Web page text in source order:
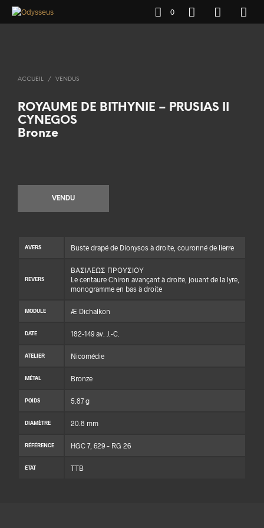
0
ACCUEIL / VENDUS
ROYAUME DE BITHYNIE – PRUSIAS II
CYNEGOS
Bronze
VENDU
AVERS Buste drapé de Dionysos à droite, couronné de lierre
REVERS
ΒΑΣΙΛΕΩΣ ΠΡΟΥΣΙΟΥ
Le centaure Chiron avançant à droite, jouant de la lyre,
monogramme en bas à droite
MODULE Æ Dichalkon
DATE 182-149 av. J.-C.
ATELIER Nicomédie
MÉTAL Bronze
POIDS 5.87 g
DIAMÈTRE 20.8 mm
RÉFÉRENCE HGC 7, 629 – RG 26
ÉTAT TTB